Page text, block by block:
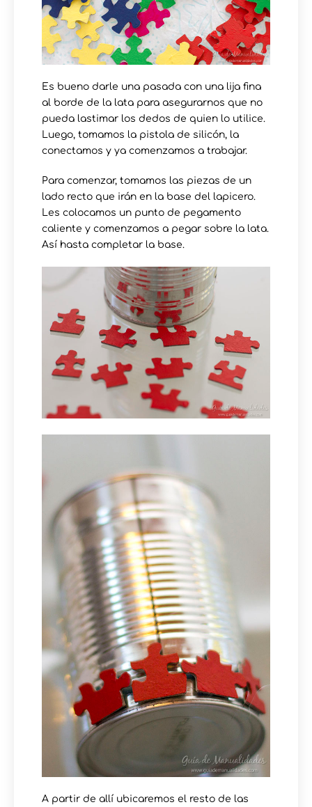
Es bueno darle una pasada con una lija fina
al borde de la lata para asegurarnos que no
pueda lastimar los dedos de quien lo utilice.
Luego, tomamos la pistola de silicón, la
conectamos y ya comenzamos a trabajar.
Para comenzar, tomamos las piezas de un
lado recto que irán en la base del lapicero.
Les colocamos un punto de pegamento
caliente y comenzamos a pegar sobre la lata.
Así hasta completar la base.
A partir de allí ubicaremos el resto de las